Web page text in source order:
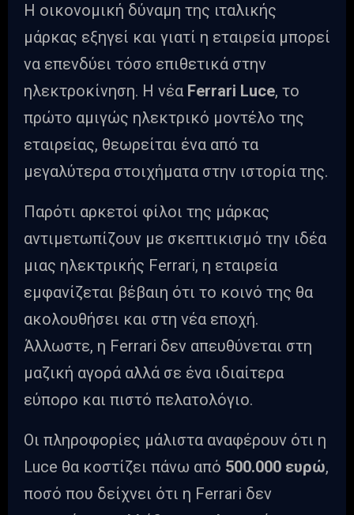
Η οικονομική δύναμη της ιταλικής
μάρκας εξηγεί και γιατί η εταιρεία μπορεί
να επενδύει τόσο επιθετικά στην
ηλεκτροκίνηση. Η νέα Ferrari Luce, το
πρώτο αμιγώς ηλεκτρικό μοντέλο της
εταιρείας, θεωρείται ένα από τα
μεγαλύτερα στοιχήματα στην ιστορία της.
Παρότι αρκετοί φίλοι της μάρκας
αντιμετωπίζουν με σκεπτικισμό την ιδέα
μιας ηλεκτρικής Ferrari, η εταιρεία
εμφανίζεται βέβαιη ότι το κοινό της θα
ακολουθήσει και στη νέα εποχή.
Άλλωστε, η Ferrari δεν απευθύνεται στη
μαζική αγορά αλλά σε ένα ιδιαίτερα
εύπορο και πιστό πελατολόγιο.
Οι πληροφορίες μάλιστα αναφέρουν ότι η
Luce θα κοστίζει πάνω από 500.000 ευρώ,
ποσό που δείχνει ότι η Ferrari δεν